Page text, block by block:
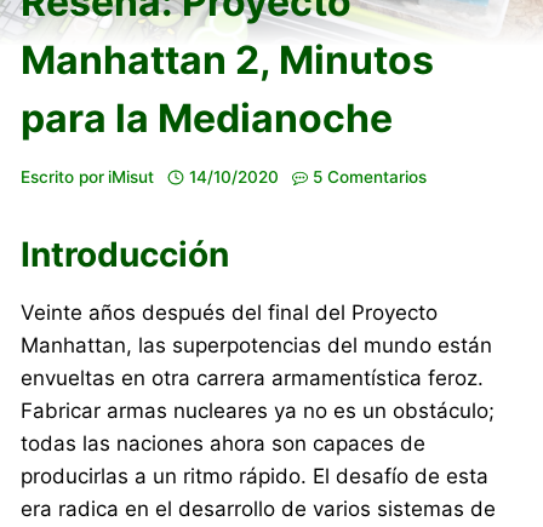
Manhattan 2, Minutos
para la Medianoche
Escrito por iMisut 14/10/2020 5 Comentarios
Introducción
Veinte años después del final del Proyecto
Manhattan, las superpotencias del mundo están
envueltas en otra carrera armamentística feroz.
Fabricar armas nucleares ya no es un obstáculo;
todas las naciones ahora son capaces de
producirlas a un ritmo rápido. El desafío de esta
era radica en el desarrollo de varios sistemas de